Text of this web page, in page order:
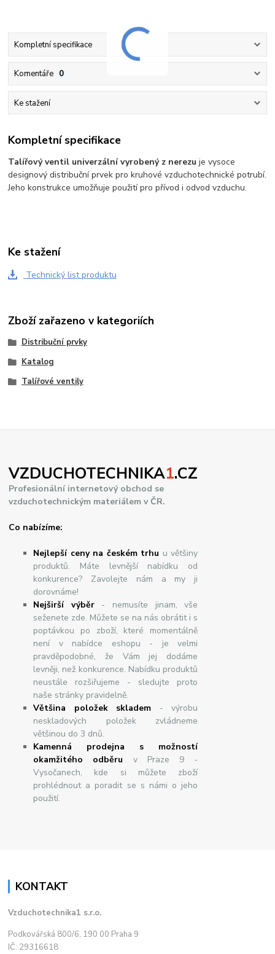
Kompletní specifikace
Komentáře 0
Ke stažení
Kompletní specifikace
Talířový ventil univerzální vyrobený z nerezu je vysoce
designový distribuční prvek pro kruhové vzduchotechnické potrubí.
Jeho konstrukce umožňuje použití pro přívod i odvod vzduchu.
Ke stažení
Technický list produktu
Zboží zařazeno v kategoriích
Distribuční prvky
Katalog
Talířové ventily
VZDUCHOTECHNIKA1.CZ
Profesionální internetový obchod se
vzduchotechnickým materiálem v ČR.
Co nabízíme:
Nejlepší ceny na českém trhu u většiny
produktů. Máte levnější nabídku od
konkurence? Zavolejte nám a my ji
dorovnáme!
Nejširšívýběr- nemusíte jinam, vše
seženete zde. Můžete se na nás obrátit i s
poptávkou po zboží, které momentálně
není v nabídce eshopu - je velmi
pravděpodobné, že Vám jej dodáme
levněji, než konkurence. Nabídku produktů
neustále rozšiřujeme - sledujte proto
naše stránky pravidelně.
Většina položek skladem - výrobu
neskladových položek zvládneme
většinou do 3 dnů.
Kamenná prodejna s možností
okamžitého odběru v Praze 9 -
Vysočanech, kde si můžete zboží
prohlédnout a poradit se s námi o jeho
použití.
KONTAKT
Vzduchotechnika1 s.r.o.
Podkovářská 800/6, 190 00 Praha 9
IČ: 29316618